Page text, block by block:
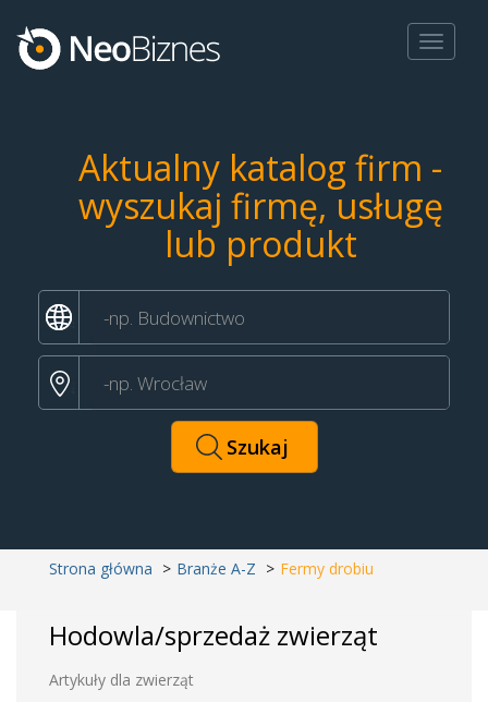
Toggle
Aktualny katalog firm -
wyszukaj firmę, usługę
lub produkt
Strona główna Branże A-Z Fermy drobiu
Hodowla/sprzedaż zwierząt
Artykuły dla zwierząt